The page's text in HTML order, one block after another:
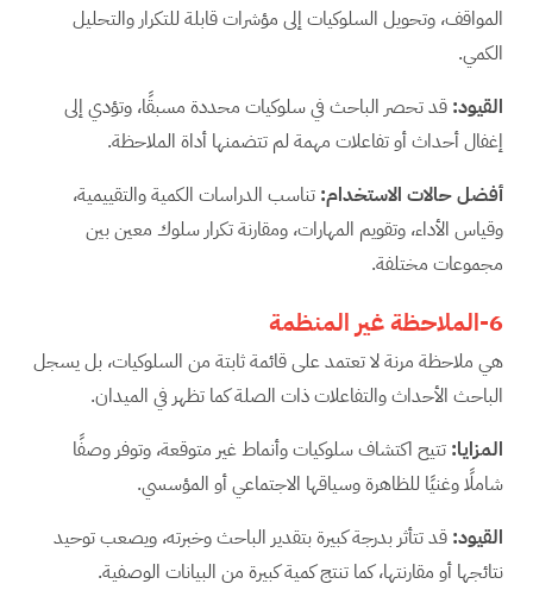
المواقف، وتحويل السلوكيات إلى مؤشرات قابلة للتكرار والتحليل
الكمي.
القيود: قد تحصر الباحث في سلوكيات محددة مسبقًا، وتؤدي إلى
إغفال أحداث أو تفاعلات مهمة لم تتضمنها أداة الملاحظة.
أفضل حالات الاستخدام: تناسب الدراسات الكمية والتقييمية،
وقياس الأداء، وتقويم المهارات، ومقارنة تكرار سلوك معين بين
مجموعات مختلفة.
6-الملاحظة غير المنظمة
هي ملاحظة مرنة لا تعتمد على قائمة ثابتة من السلوكيات، بل يسجل
الباحث الأحداث والتفاعلات ذات الصلة كما تظهر في الميدان.
المزايا: تتيح اكتشاف سلوكيات وأنماط غير متوقعة، وتوفر وصفًا
شاملًا وغنيًا للظاهرة وسياقها الاجتماعي أو المؤسسي.
القيود: قد تتأثر بدرجة كبيرة بتقدير الباحث وخبرته، ويصعب توحيد
نتائجها أو مقارنتها، كما تنتج كمية كبيرة من البيانات الوصفية.